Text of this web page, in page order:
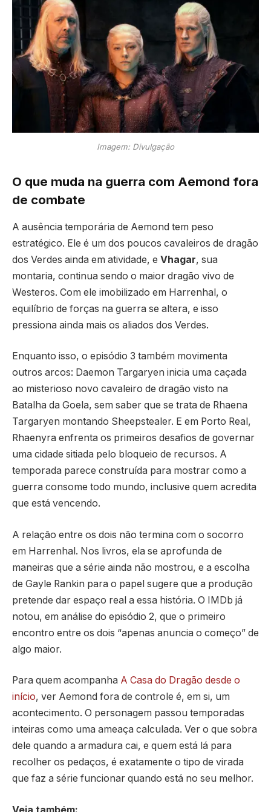
Imagem: Divulgação
O que muda na guerra com Aemond fora
de combate
A ausência temporária de Aemond tem peso
estratégico. Ele é um dos poucos cavaleiros de dragão
dos Verdes ainda em atividade, e Vhagar, sua
montaria, continua sendo o maior dragão vivo de
Westeros. Com ele imobilizado em Harrenhal, o
equilíbrio de forças na guerra se altera, e isso
pressiona ainda mais os aliados dos Verdes.
Enquanto isso, o episódio 3 também movimenta
outros arcos: Daemon Targaryen inicia uma caçada
ao misterioso novo cavaleiro de dragão visto na
Batalha da Goela, sem saber que se trata de Rhaena
Targaryen montando Sheepstealer. E em Porto Real,
Rhaenyra enfrenta os primeiros desafios de governar
uma cidade sitiada pelo bloqueio de recursos. A
temporada parece construída para mostrar como a
guerra consome todo mundo, inclusive quem acredita
que está vencendo.
A relação entre os dois não termina com o socorro
em Harrenhal. Nos livros, ela se aprofunda de
maneiras que a série ainda não mostrou, e a escolha
de Gayle Rankin para o papel sugere que a produção
pretende dar espaço real a essa história. O IMDb já
notou, em análise do episódio 2, que o primeiro
encontro entre os dois “apenas anuncia o começo” de
algo maior.
Para quem acompanha A Casa do Dragão desde o
início, ver Aemond fora de controle é, em si, um
acontecimento. O personagem passou temporadas
inteiras como uma ameaça calculada. Ver o que sobra
dele quando a armadura cai, e quem está lá para
recolher os pedaços, é exatamente o tipo de virada
que faz a série funcionar quando está no seu melhor.